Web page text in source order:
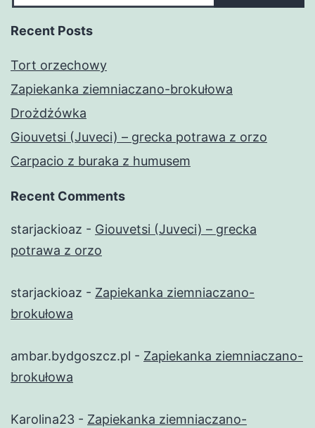
Recent Posts
Tort orzechowy
Zapiekanka ziemniaczano-brokułowa
Drożdżówka
Giouvetsi (Juveci) – grecka potrawa z orzo
Carpacio z buraka z humusem
Recent Comments
starjackioaz - Giouvetsi (Juveci) – grecka
potrawa z orzo
starjackioaz - Zapiekanka ziemniaczano-
brokułowa
ambar.bydgoszcz.pl - Zapiekanka ziemniaczano-
brokułowa
Karolina23 - Zapiekanka ziemniaczano-